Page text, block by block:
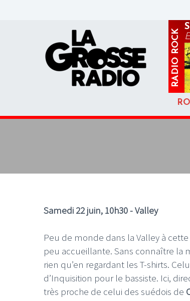
RADIO
ROCK
Samedi 22 juin, 10h30 - Valley
Peu de monde dans la Valley à
peu accueillante. Sans connaître la
rien qu’en regardant les T-shirts.
d’Inquisition pour le bassiste. Ici,
très proche de celui des suédois de